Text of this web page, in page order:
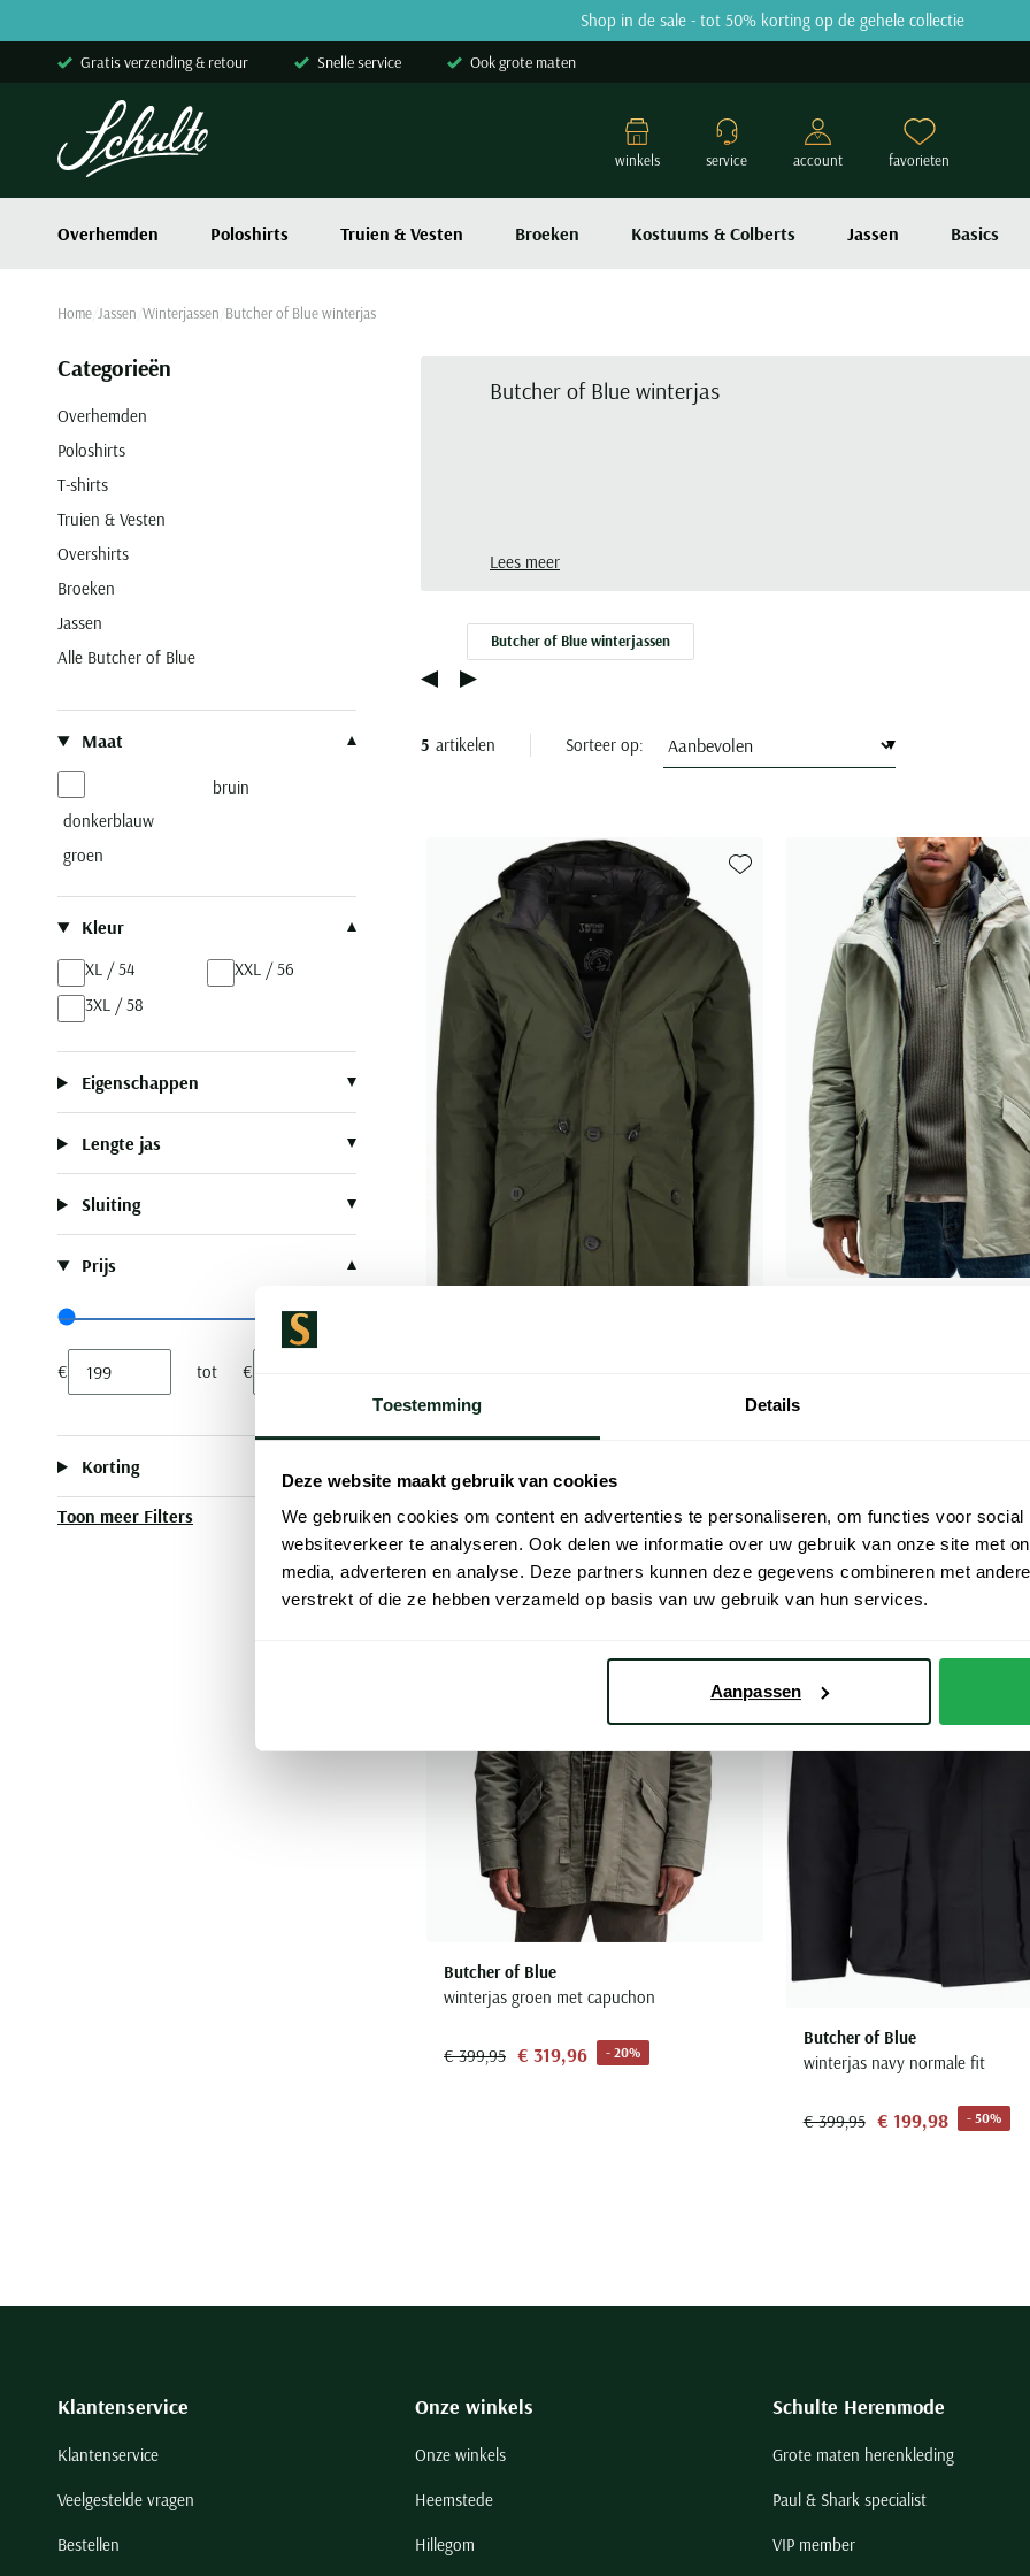
Toestemming Details
Deze website maakt gebruik van cookies
We gebruiken cookies om content en advertenties te personaliseren, om functies voor social
websiteverkeer te analyseren. Ook delen we informatie over uw gebruik van onze site met
media, adverteren en analyse. Deze partners kunnen deze gegevens combineren met
verstrekt of die ze hebben verzameld op basis van uw gebruik van hun services.
Aanpassen
Shop in de sale - tot 50% korting op de gehele collectie
Gratis verzending & retour Snelle service Ook grote maten
Overhemden Poloshirts Truien & Vesten Broeken Kostuums & Colberts Jassen Basics
winkels service account favorieten
Home Jassen Winterjassen Butcher of Blue winterjas
Butcher of Blue winterjas
Lees meer
Butcher of Blue winterjassen
Categorieën
Overhemden
Poloshirts
T-shirts
Truien & Vesten
Overshirts
Broeken
Jassen
Alle Butcher of Blue
Maat
donkerblauw
bruin
groen
Kleur
XL / 54
XXL / 56
3XL / 58
Eigenschappen
Lengte jas
Sluiting
Prijs
Range slider min value
Range slider max value
Minimum value input
€ tot
Maximum value input
€
Korting
Toon meer Filters
5 artikelen Sorteer op:
winterjas Sorona Aura groen capuchon
Toevoegen aan favorieten
Butcher of Blue
winterjas groen met capuchon
€ 399,95 € 319,96 - 20%
Toevoegen aan favorieten
Butcher of Blue
winterjas navy normale fit
€ 399,95 € 199,98 - 50%
Klantenservice
Klantenservice
Veelgestelde vragen
Bestellen
Onze winkels
Onze winkels
Heemstede
Hillegom
Schulte Herenmode
Grote maten herenkleding
Paul & Shark specialist
VIP member